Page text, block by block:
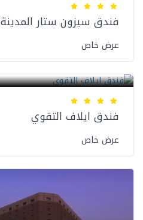
فندق سيزون ستار المدينة
عرض خاص
فندق ايلاف التقوي
عرض خاص